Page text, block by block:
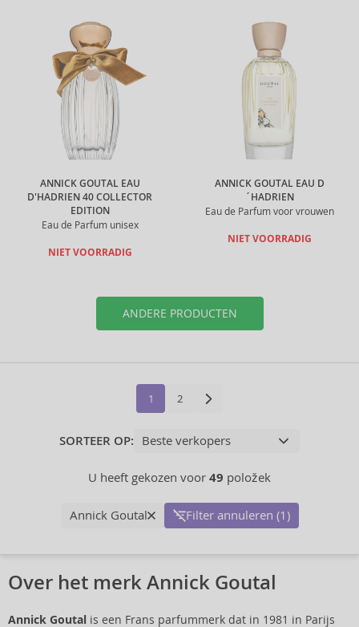
ANNICK GOUTAL EAU
D'HADRIEN 40 COLLECTOR
EDITION
Eau de Parfum unisex
NIET VOORRADIG
ANNICK GOUTAL EAU D
´HADRIEN
Eau de Parfum voor vrouwen
NIET VOORRADIG
ANDERE PRODUCTEN
1 2
SORTEER OP:
U heeft gekozen voor 49 položek
Annick Goutal Filter annuleren (1)
Over het merk Annick Goutal
Annick Goutal is een Frans parfummerk dat in 1981 in Parijs